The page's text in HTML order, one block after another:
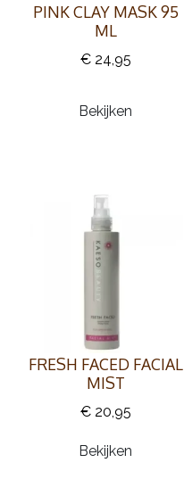
PINK CLAY MASK 95
ML
€ 24,95
Bekijken
FRESH FACED FACIAL
MIST
€ 20,95
Bekijken